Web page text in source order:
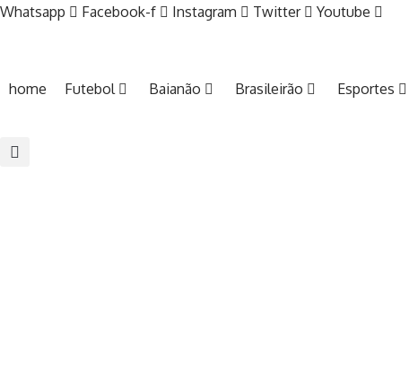
Whatsapp Facebook-f Instagram Twitter Youtube
home Futebol Baianão Brasileirão Esportes